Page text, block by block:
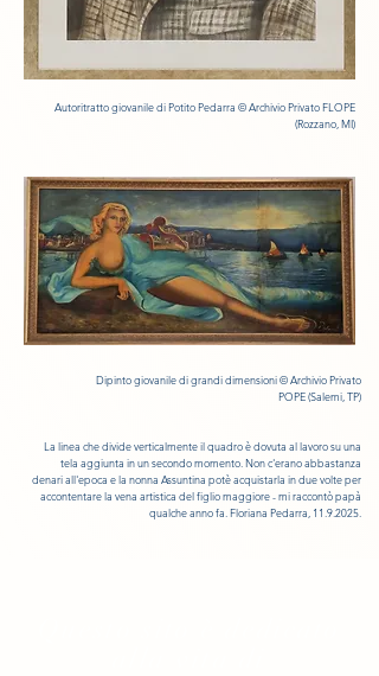
Autoritratto giovanile di Potito Pedarra © Archivio Privato FLOPE
(Rozzano, MI)
Dipinto giovanile di grandi dimensioni© Archivio Privato
POPE(Salemi, TP)
La linea che divide verticalmente il quadro è dovuta al lavoro su una
tela aggiunta in un secondo momento. Non c'erano abbastanza
denari all'epoca e la nonna Assuntina potè acquistarla in due volte per
accontentare la vena artistica del figlio maggiore - mi raccontò papà
qualche anno fa. Floriana Pedarra, 11.9.2025